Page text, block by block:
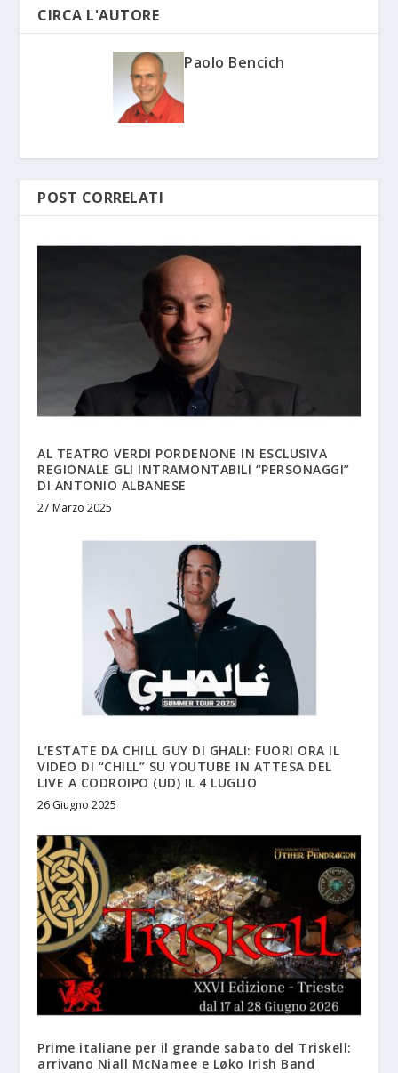
CIRCA L'AUTORE
Paolo Bencich
POST CORRELATI
AL TEATRO VERDI PORDENONE IN ESCLUSIVA
REGIONALE GLI INTRAMONTABILI “PERSONAGGI”
DI ANTONIO ALBANESE
27 Marzo 2025
L’ESTATE DA CHILL GUY DI GHALI: FUORI ORA IL
VIDEO DI “CHILL” SU YOUTUBE IN ATTESA DEL
LIVE A CODROIPO (UD) IL 4 LUGLIO
26 Giugno 2025
Prime italiane per il grande sabato del Triskell:
arrivano Niall McNamee e Løko Irish Band